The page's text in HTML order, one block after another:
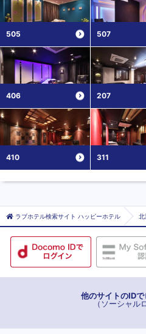
505 507
406 207
410 311
ラブホテル検索サイト ハッピーホテル 北
他のサイトのID
（ソーシャル